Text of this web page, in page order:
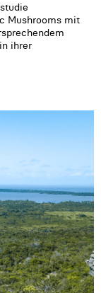
Mushrooms mit
ihrer